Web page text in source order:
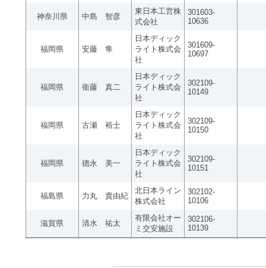
神奈川県 中島 智彦
東日本工営株
式会社
301603-
10636
福岡県 安藤 隼
日本ディック
ライト株式会
社
301609-
10697
福岡県 衞藤 真二
日本ディック
ライト株式会
社
302109-
10149
福岡県 古瀬 裕士
日本ディック
ライト株式会
社
302109-
10150
福岡県 德永 美一
日本ディック
ライト株式会
社
302109-
10151
福島県 力丸 貴由紀
北日本ライン
株式会社
302102-
10106
滋賀県 清水 祐太
有限会社オー
ミ交安施設
302106-
10139